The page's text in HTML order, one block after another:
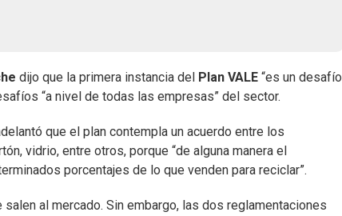
dijo que la primera instancia del Plan VALE “es un desafío
“a nivel de todas las empresas” del sector.
que el plan contempla un acuerdo entre los
vidrio, entre otros, porque “de alguna manera el
porcentajes de lo que venden para reciclar”.
al mercado. Sin embargo, las dos reglamentaciones